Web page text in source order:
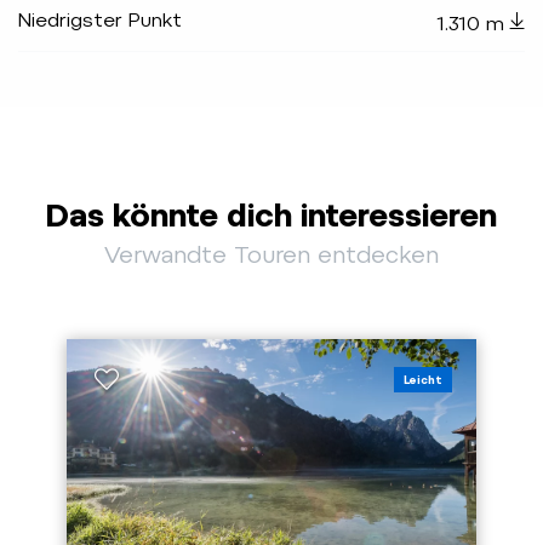
Niedrigster Punkt 1.310 m
Das könnte dich interessieren
Verwandte Touren entdecken
Leicht